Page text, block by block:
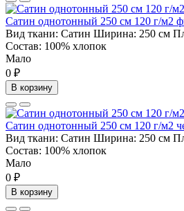
Сатин однотонный 250 см 120 г/м2
Вид ткани: Сатин Ширина: 250 см
Состав: 100% хлопок
Мало
0 ₽
В корзину
Сатин однотонный 250 см 120 г/м2
Вид ткани: Сатин Ширина: 250 см
Состав: 100% хлопок
Мало
0 ₽
В корзину